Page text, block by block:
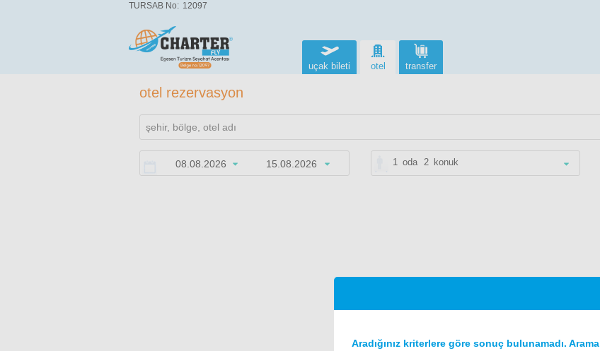
TURSAB No: 12097
uçak bileti otel transfer
otel rezervasyon
1 oda 2 konuk
Aradığınız kriterlere göre sonuç bulunamadı. Arama